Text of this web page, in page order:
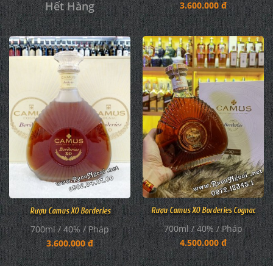
Hết Hàng
3.600.000 đ
Rượu Camus XO Borderies
700ml / 40% / Pháp
3.600.000 đ
Rượu Camus XO Borderies Cognac
700ml / 40% / Pháp
4.500.000 đ